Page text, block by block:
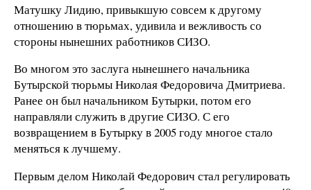
Матушку Лидию, привыкшую совсем к другому
отношению в тюрьмах, удивила и вежливость со
стороны нынешних работников СИЗО.
Во многом это заслуга нынешнего начальника
Бутырской тюрьмы Николая Федоровича Дмитриева.
Ранее он был начальником Бутырки, потом его
направляли служить в другие СИЗО. С его
возвращением в Бутырку в 2005 году многое стало
меняться к лучшему.
Первым делом Николай Федорович стал регулировать